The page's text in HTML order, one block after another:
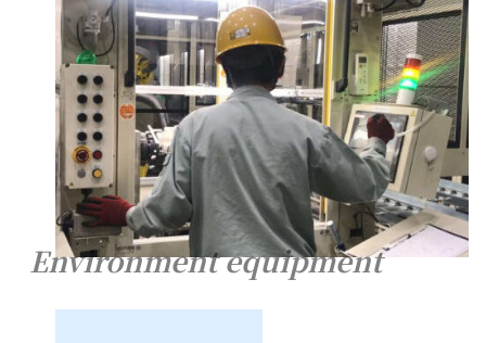
Environment equipment